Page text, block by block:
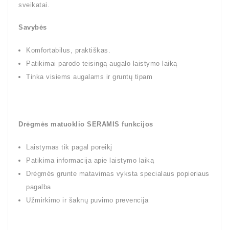
sveikatai.
Savybės
Komfortabilus, praktiškas.
Patikimai parodo teisingą augalo laistymo laiką
Tinka visiems augalams ir gruntų tipam
Drėgmės matuoklio SERAMIS funkcijos
Laistymas tik pagal poreikį
Patikima informacija apie laistymo laiką
Drėgmės grunte matavimas vyksta specialaus popieriaus
pagalba
Užmirkimo ir šaknų puvimo prevencija